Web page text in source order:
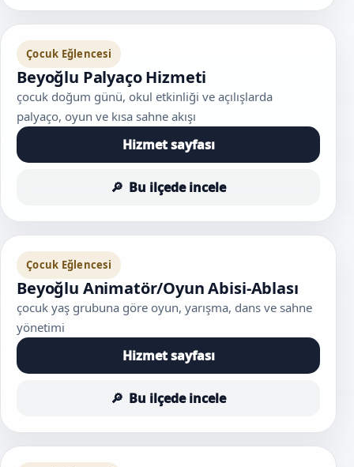
Çocuk Eğlencesi
Beyoğlu Palyaço Hizmeti
çocuk doğum günü, okul etkinliği ve açılışlarda
palyaço, oyun ve kısa sahne akışı
Hizmet sayfası
Bu ilçede incele
Çocuk Eğlencesi
Beyoğlu Animatör/Oyun Abisi-Ablası
çocuk yaş grubuna göre oyun, yarışma, dans ve sahne
yönetimi
Hizmet sayfası
Bu ilçede incele